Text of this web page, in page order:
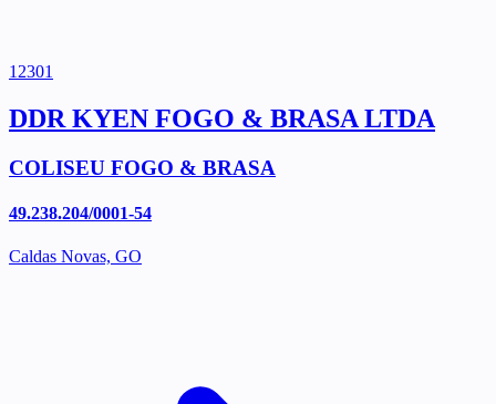
12301
DDR KYEN FOGO & BRASA LTDA
COLISEU FOGO & BRASA
49.238.204/0001-54
Caldas Novas, GO